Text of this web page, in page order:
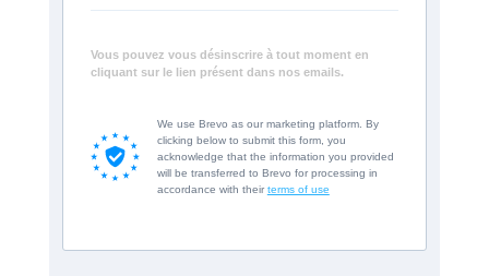
Vous pouvez vous désinscrire à tout moment en
cliquant sur le lien présent dans nos emails.
We use Brevo as our marketing platform. By
clicking below to submit this form, you
acknowledge that the information you provided
will be transferred to Brevo for processing in
accordance with their terms of use